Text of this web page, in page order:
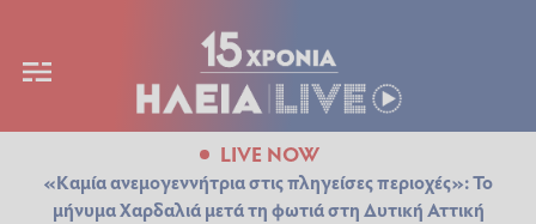
LIVE NOW
«Καμία ανεμογεννήτρια στις πληγείσες περιοχές»: Το
μήνυμα Χαρδαλιά μετά τη φωτιά στη Δυτική Αττική